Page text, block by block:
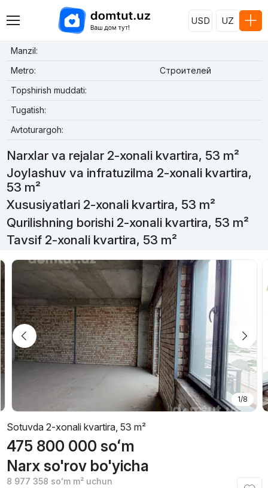
USD UZ
Manzil:
Metro:
Строителей
Topshirish muddati:
Tugatish:
Avtoturargoh:
Narxlar va rejalar 2-xonali kvartira, 53 m²
Joylashuv va infratuzilma 2-xonali kvartira,
53 m²
Xususiyatlari 2-xonali kvartira, 53 m²
Qurilishning borishi 2-xonali kvartira, 53 m²
Tavsif 2-xonali kvartira, 53 m²
1/8
Sotuvda 2-xonali kvartira, 53 m²
475 800 000 soʻm
Narx so'rov bo'yicha
8 977 358 soʻmm² uchun